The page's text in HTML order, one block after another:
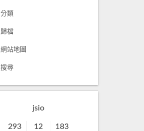
分類
歸檔
網站地圖
搜尋
jsio
293 12 183